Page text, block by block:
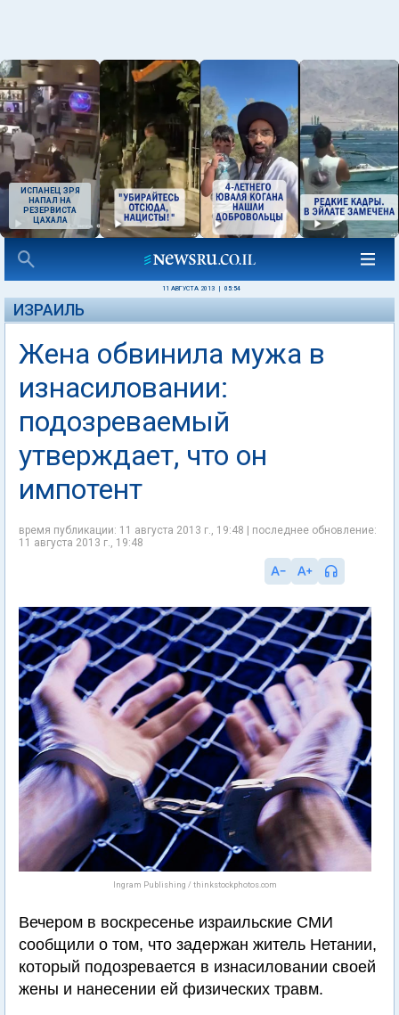
ИСПАНЕЦ ЗРЯ
НАПАЛ НА
РЕЗЕРВИСТА
ЦАХАЛА
11 АВГУСТА 2013 05:54
ИЗРАИЛЬ
Жена обвинила мужа в
изнасиловании:
подозреваемый
утверждает, что он
импотент
время публикации: 11 августа 2013 г., 19:48 | последнее обновление:
11 августа 2013 г., 19:48
Ingram Publishing / thinkstockphotos.com
Вечером в воскресенье израильские СМИ
сообщили о том, что задержан житель Нетании,
который подозревается в изнасиловании своей
жены и нанесении ей физических травм.